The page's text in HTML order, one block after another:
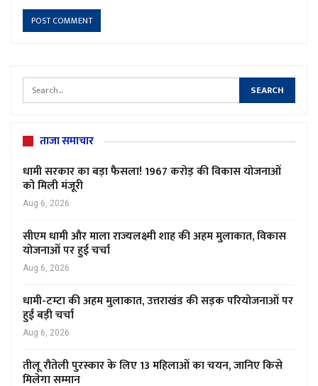
ताजा समाचार
धामी सरकार का बड़ा फैसला! 1967 करोड़ की विकास योजनाओं
को मिली मंजूरी
Aug 6, 2026
सीएम धामी और माला राज्यलक्ष्मी शाह की अहम मुलाकात, विकास
योजनाओं पर हुई चर्चा
Aug 6, 2026
धामी-टम्टा की अहम मुलाकात, उत्तराखंड की सड़क परियोजनाओं पर
हुई बड़ी चर्चा
Aug 6, 2026
तीलू रौतेली पुरस्कार के लिए 13 महिलाओं का चयन, जानिए किसे
मिलेगा सम्मान